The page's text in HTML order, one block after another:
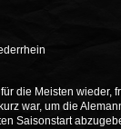
die Meisten
war, um die
Saisonstart